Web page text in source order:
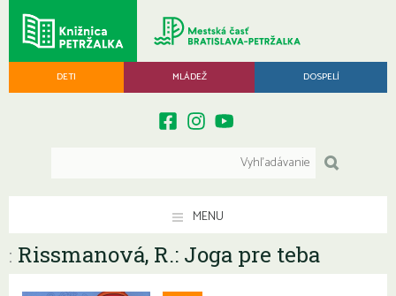
DETI MLÁDEŽ DOSPELÍ
MENU
: Rissmanová, R.: Joga pre teba